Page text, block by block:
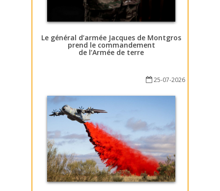
Le général d’armée Jacques de Montgros
prend le commandement
de l’Armée de terre
25-07-2026